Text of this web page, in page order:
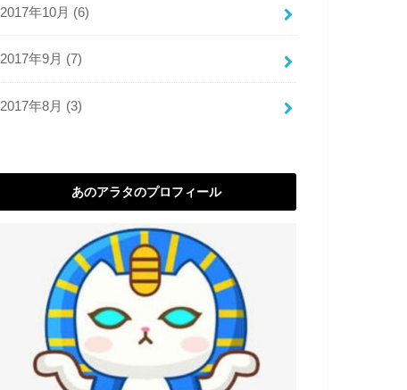
2017年10月 (6)
2017年9月 (7)
2017年8月 (3)
あのアラタのプロフィール